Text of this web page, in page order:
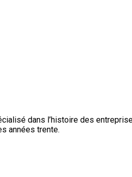
dans l’histoire des
années trente.